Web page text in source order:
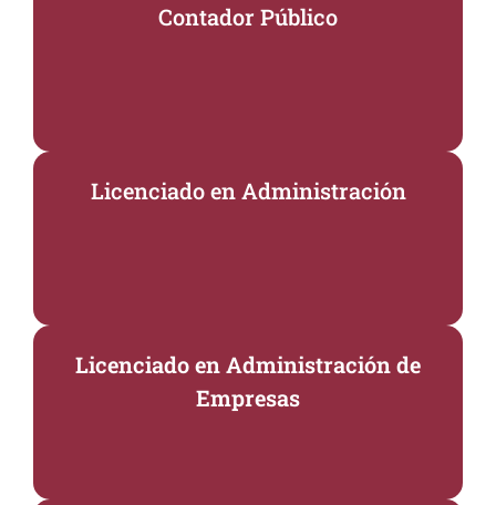
Contador Público
Licenciado en Administración
Licenciado en Administración de
Empresas